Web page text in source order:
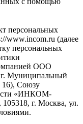
персональных
www.incom.ru (далее
персональных
ООО
Муниципальный
16), Союзу
«ИНКОМ-
г. Москва, ул.